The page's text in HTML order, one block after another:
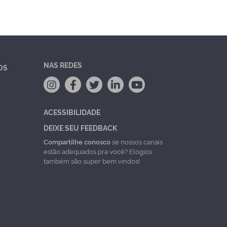
NAS REDES
ACESSIBILIDADE
DEIXE SEU FEEDBACK
Compartilhe conoscose nossos canais
estão adequados pra você? Elogios
também são super bem vindos!